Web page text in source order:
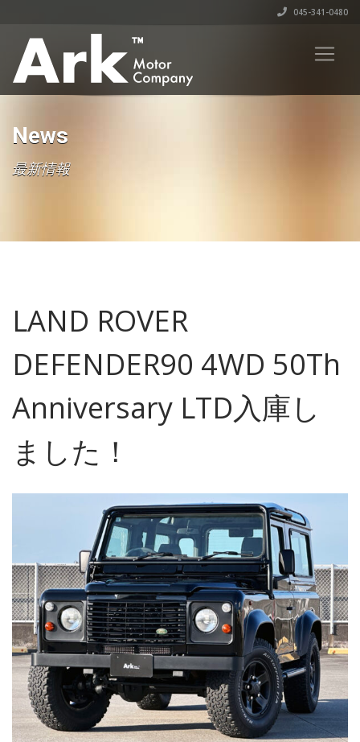
045-341-0480
News
最新情報
LAND ROVER
DEFENDER90 4WD 50Th
Anniversary LTD入庫し
ました！